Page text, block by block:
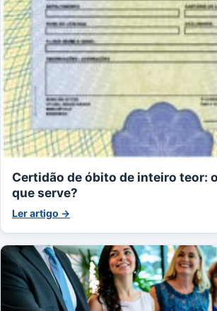
Certidão de óbito de inteiro teor:
que serve?
Ler artigo →